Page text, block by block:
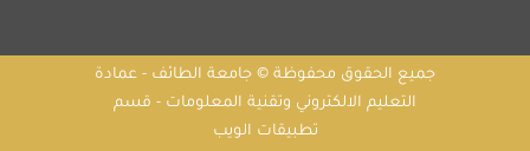
جميع الحقوق محفوظة © جامعة الطائف - عمادة
التعليم الالكتروني وتقنية المعلومات - قسم
تطبيقات الويب